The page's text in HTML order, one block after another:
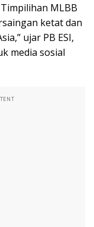
MLBB
ketat dan
ujar PB ESI,
media sosial